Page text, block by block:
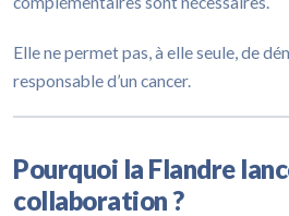
Elle ne permet pas, à elle seule, de
responsable d’un cancer.
Pourquoi la Flandre
collaboration ?